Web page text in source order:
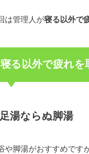
は管理人が寝る以外で
寝る以外で疲れを
足湯ならぬ脚湯
や脚湯がおすすめです